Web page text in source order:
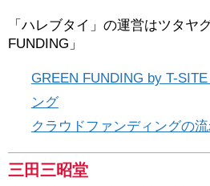
「ハレブタイ」の運営はツタヤ
FUNDING」
GREEN FUNDING by T-
ング
クラウドファンディングの
三田三昭堂